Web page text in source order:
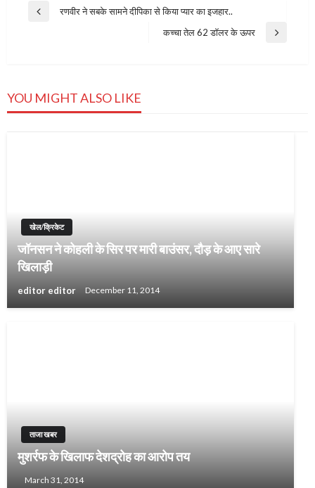
Post
Previous
रणवीर ने सबके सामने दीपिका से किया प्यार का इजहार..
Next
कच्चा तेल 62 डॉलर के ऊपर
YOU MIGHT ALSO LIKE
खेल/क्रिकेट
जॉनसन ने कोहली के सिर पर मारी बाउंसर, दौड़ के आए सारे
खिलाड़ी
editor editor December 11, 2014
ताजा खबर
मुशर्रफ के खिलाफ देशद्रोह का आरोप तय
March 31, 2014